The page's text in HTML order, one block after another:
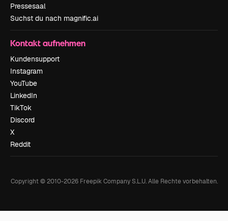
Pressesaal
Suchst du nach magnific.ai
Kontakt aufnehmen
Kundensupport
Instagram
YouTube
LinkedIn
TikTok
Discord
X
Reddit
Copyright © 2010-2026Freepik Company S.L.U. Alle Rechte vorbehalten.